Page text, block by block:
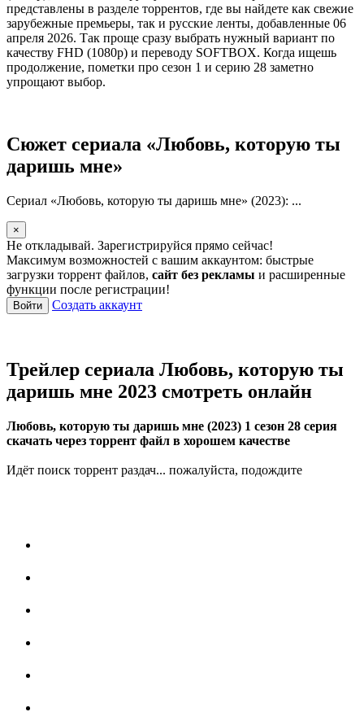
представлены в разделе торрентов, где вы найдете как свежие
зарубежные премьеры, так и русские ленты, добавленные 06
апреля 2026. Так проще сразу выбрать нужный вариант по
качеству FHD (1080p) и переводу SOFTBOX. Когда ищешь
продолжение, пометки про сезон 1 и серию 28 заметно
упрощают выбор.
Сюжет сериала «Любовь, которую ты
даришь мне»
Сериал «Любовь, которую ты даришь мне» (2023): ...
×
Не откладывай. Зарегистрируйся прямо сейчас!
Максимум возможностей с вашим аккаунтом: быстрые
загрузки торрент файлов, сайт без рекламы и расширенные
функции после регистрации!
Войти Создать аккаунт
Трейлер сериала Любовь, которую ты
даришь мне 2023 смотреть онлайн
Любовь, которую ты даришь мне (2023) 1 сезон 28 серия
скачать через торрент файл в хорошем качестве
Идёт поиск торрент раздач... пожалуйста, подождите